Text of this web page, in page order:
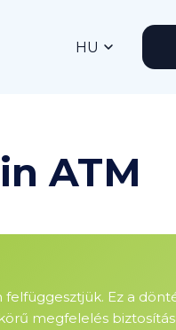
HU
ATM
Ez a
megfelelés